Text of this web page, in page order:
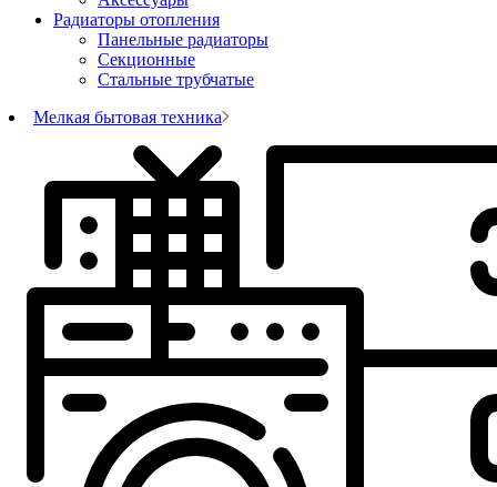
Радиаторы отопления
Панельные радиаторы
Секционные
Стальные трубчатые
Мелкая бытовая техника